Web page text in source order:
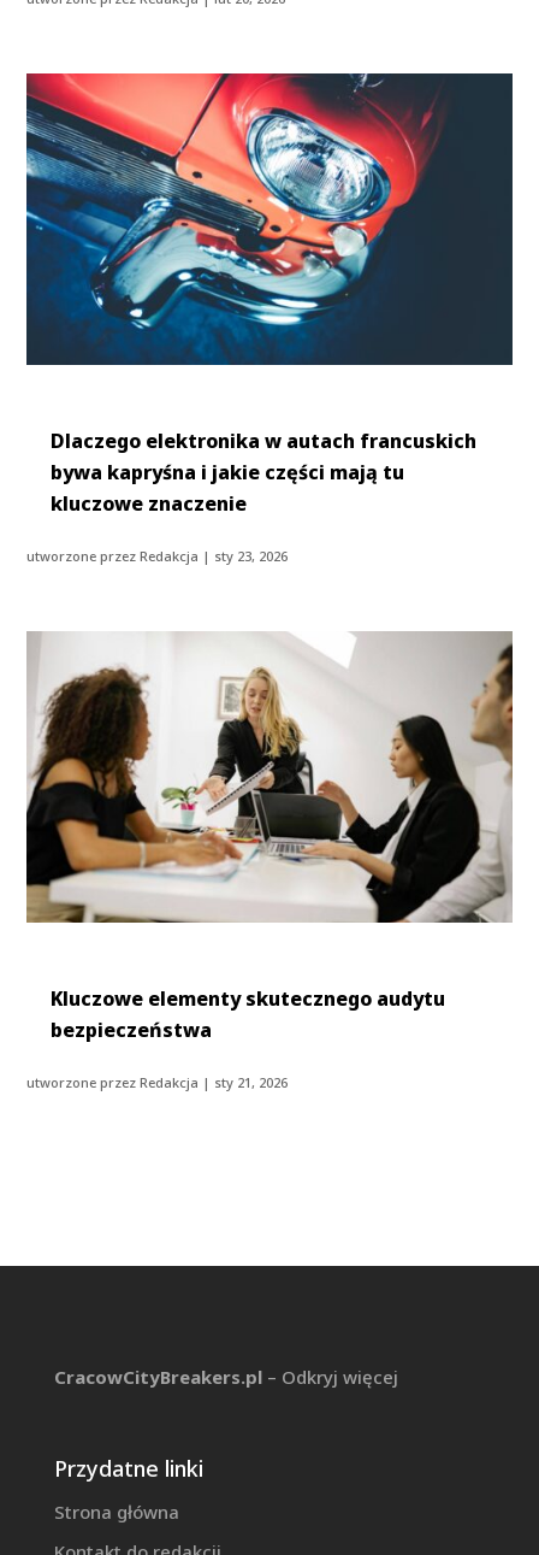
Dlaczego elektronika w autach francuskich
bywa kapryśna i jakie części mają tu
kluczowe znaczenie
utworzone przezRedakcja | sty 23, 2026
Kluczowe elementy skutecznego audytu
bezpieczeństwa
utworzone przezRedakcja | sty 21, 2026
CracowCityBreakers.pl– Odkryj więcej
Przydatne linki
Strona główna